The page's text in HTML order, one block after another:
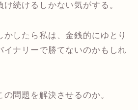
続けるしかない気がする。
かしたら私は、金銭的にゆとり
イナリーで勝てないのかもしれ
問題を解決させるのか。